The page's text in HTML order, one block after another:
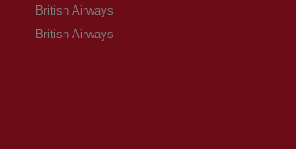
British Airways
British Airways